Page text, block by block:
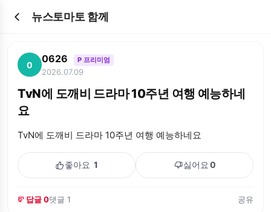
뉴스토마토 함께
0 0626 P 프리미엄
2026.07.09
TvN에 도깨비 드라마 10주년 여행 예능하네
요
TvN에 도깨비 드라마 10주년 여행 예능하네요
좋아요 1 싫어요 0
답글 0댓글 1 공유